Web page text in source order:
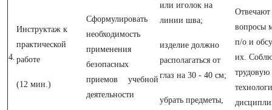
4.
Инструктаж к
практической
работе
(12 мин.)
Сформулировать
необходимость
применения
безопасных
приемов учебной
деятельности
или иголок на
линии шва;
изделие должно
располагаться от
глаз на 30 - 40 см;
убрать предметы,
Отвечают
вопросы
п/о и
их.
трудовую